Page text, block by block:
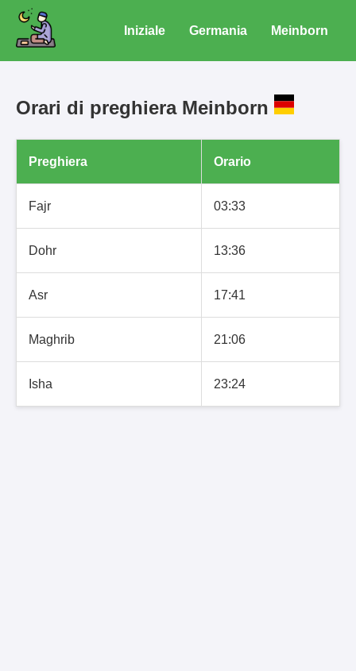
Iniziale Germania Meinborn
Orari di preghiera Meinborn
Preghiera Orario
Fajr 03:33
Dohr 13:36
Asr 17:41
Maghrib 21:06
Isha 23:24